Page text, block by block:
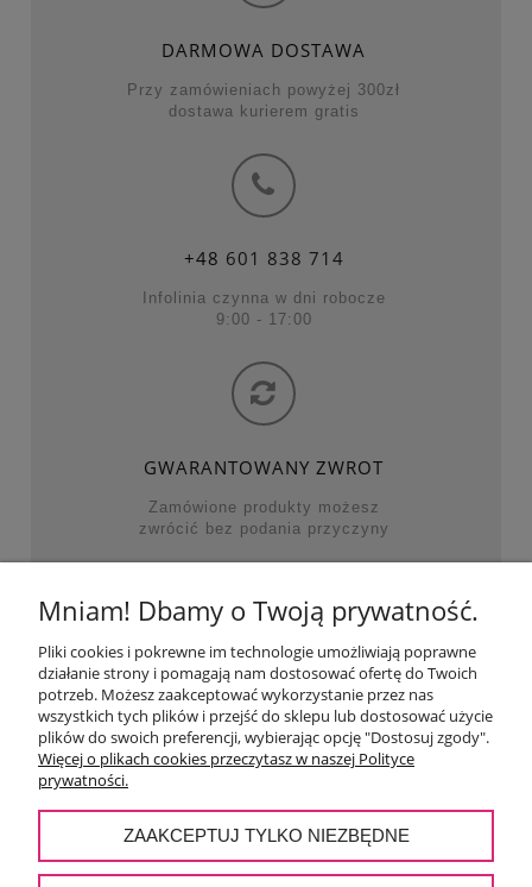
DARMOWA DOSTAWA
Przy zamówieniach powyżej 300zł
dostawa kurierem gratis
+48 601 838 714
Infolinia czynna w dni robocze
9:00 - 17:00
GWARANTOWANY ZWROT
Zamówione produkty możesz
zwrócić bez podania przyczyny
NAJWAŻNIEJSZE KATEGORIE
POMOC
MOJE KONTO
PŁATNOŚCI I DOSTAWA
O NAS
Mniam! Dbamy o Twoją prywatność.
Pliki cookies i pokrewne im technologie umożliwiają poprawne
działanie strony i pomagają nam dostosować ofertę do Twoich
potrzeb. Możesz zaakceptować wykorzystanie przez nas
wszystkich tych plików i przejść do sklepu lub dostosować użycie
plików do swoich preferencji, wybierając opcję "Dostosuj zgody".
Więcej o plikach cookies przeczytasz w naszej Polityce
prywatności.
ZAAKCEPTUJ TYLKO NIEZBĘDNE